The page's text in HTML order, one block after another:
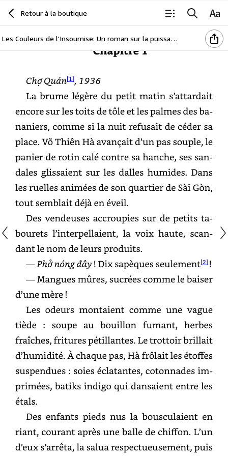
Retour à la boutique
Les Couleurs de l'Insoumise: Un roman sur la puissance de l'art et une histoire d'amour magnifique dans l'Indochine coloniale des années 30.
Chapitre1
Chợ Quán[ 1], 1936
La brume légère du s’attardait
les toits de tôle les palmes des bananiers,
la refusait de céder
place. Võ Thiên Hà d’un le
de rotin calé hanche,
glissaient les dalles humides. Dans
les ruelles animées de de Sài Gòn,
tout semblait déjà éveil.
Des vendeuses de petits tabourets
l’interpellaient, la haute,
le de leurs produits.
Phở nóng đây ! Dix sapèques seulement[ 2] !
Mangues mûres, le baiser
d’une mère !
Les odeurs montaient
tiède bouillon fumant, herbes
fraîches, fritures pétillantes. Le trottoir brillait
d’humidité. À chaque Hà frôlait les étoffes
soies éclatantes, cotonnades imprimées,
batiks indigo dansaient entre les
étals.
Des enfants pieds la bousculaient
riant, balle de chiffon. L’un
d’eux s’arrêta, la salua respectueusement,